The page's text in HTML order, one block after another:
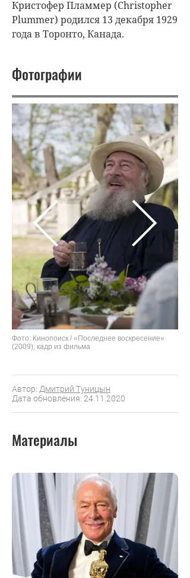
Кристофер Пламмер (Christopher
Plummer) родился 13 декабря 1929
года в Торонто, Канада.
Фотографии
Фото: Кинопоиск / «Последнее воскресение»
(2009), кадр из фильма
Автор: Дмитрий Туницын
Дата обновления: 24.11.2020
Материалы